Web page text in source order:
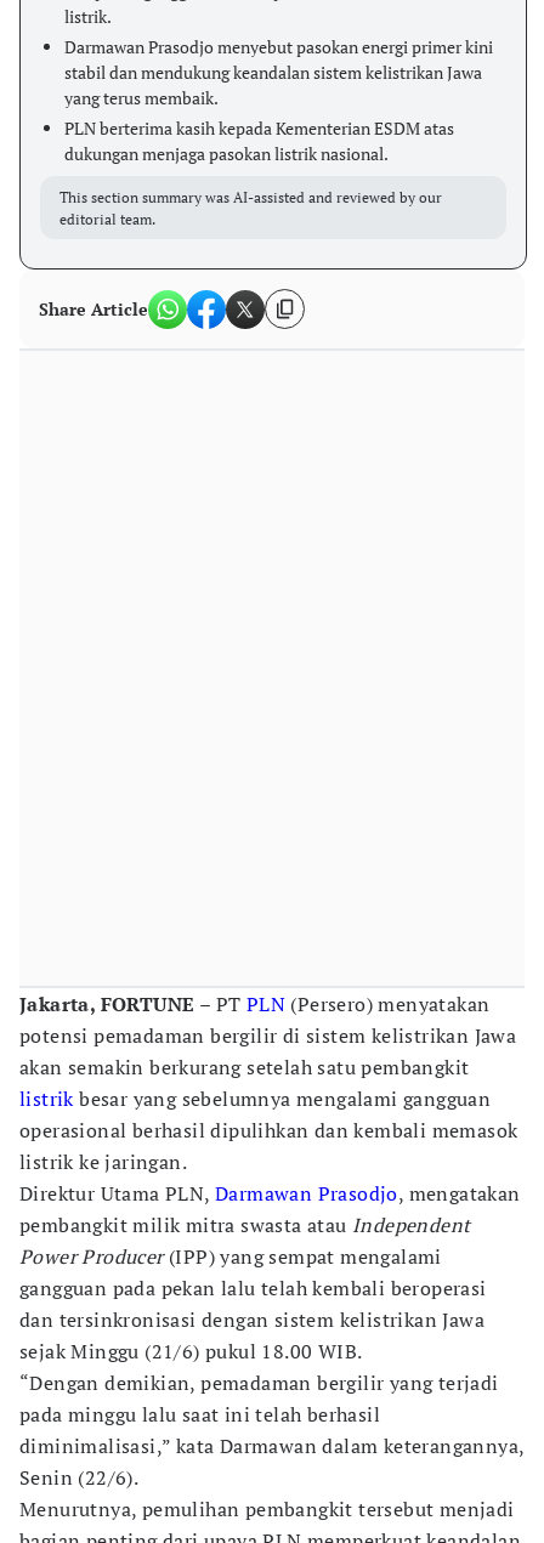
listrik.
Darmawan Prasodjo menyebut pasokan energi primer kini
stabil dan mendukung keandalan sistem kelistrikan Jawa
yang terus membaik.
PLN berterima kasih kepada Kementerian ESDM atas
dukungan menjaga pasokan listrik nasional.
This section summary was AI-assisted and reviewed by our
editorial team.
Share Article
Jakarta, FORTUNE – PT PLN (Persero) menyatakan
potensi pemadaman bergilir di sistem kelistrikan Jawa
akan semakin berkurang setelah satu pembangkit
listrikbesar yang sebelumnya mengalami gangguan
operasional berhasil dipulihkan dan kembali memasok
listrik ke jaringan.
Direktur Utama PLN, Darmawan Prasodjo, mengatakan
pembangkit milik mitra swasta atau Independent
Power Producer(IPP) yang sempat mengalami
gangguan pada pekan lalu telah kembali beroperasi
dan tersinkronisasi dengan sistem kelistrikan Jawa
sejak Minggu (21/6) pukul 18.00 WIB.
“Dengan demikian, pemadaman bergilir yang terjadi
pada minggu lalu saat ini telah berhasil
diminimalisasi,” kata Darmawan dalam keterangannya,
Senin (22/6).
Menurutnya, pemulihan pembangkit tersebut menjadi